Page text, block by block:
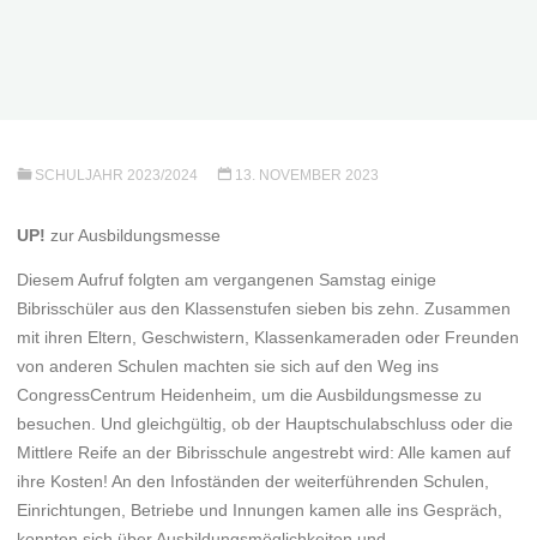
SCHULJAHR 2023/2024 13. NOVEMBER 2023
UP! zur Ausbildungsmesse
Diesem Aufruf folgten am vergangenen Samstag einige
Bibrisschüler aus den Klassenstufen sieben bis zehn. Zusammen
mit ihren Eltern, Geschwistern, Klassenkameraden oder Freunden
von anderen Schulen machten sie sich auf den Weg ins
CongressCentrum Heidenheim, um die Ausbildungsmesse zu
besuchen. Und gleichgültig, ob der Hauptschulabschluss oder die
Mittlere Reife an der Bibrisschule angestrebt wird: Alle kamen auf
ihre Kosten! An den Infoständen der weiterführenden Schulen,
Einrichtungen, Betriebe und Innungen kamen alle ins Gespräch,